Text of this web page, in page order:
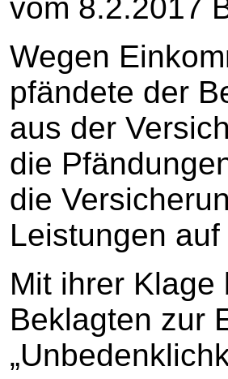
vom 8.2.2017
Wegen
pfändete der
aus der
die
die
Leistungen
Mit ihrer
Beklagten zur